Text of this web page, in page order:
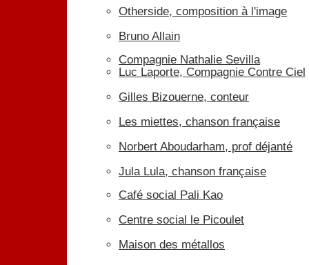
Otherside, composition à l'image
Bruno Allain
Compagnie Nathalie Sevilla
Luc Laporte, Compagnie Contre Ciel
Gilles Bizouerne, conteur
Les miettes, chanson française
Norbert Aboudarham, prof déjanté
Jula Lula, chanson française
Café social Pali Kao
Centre social le Picoulet
Maison des métallos